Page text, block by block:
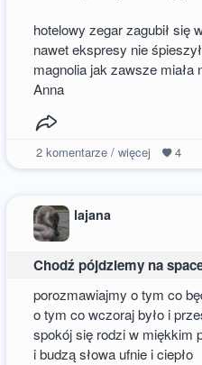
hotelowy zegar zagubił się
nawet ekspresy nie
magnolia jak zawsze miała
Anna
2komentarze / więcej 4
lajana
Chodź pójdziemy na
porozmawiajmy o tym co
o tym co wczoraj było i
spokój się rodzi w miękkim
i budzą słowa ufnie i ciepło